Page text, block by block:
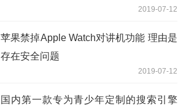
2019-07-12
苹果禁掉Apple Watch对讲机功能 理由是
存在安全问题
2019-07-12
国内第一款专为青少年定制的搜索引擎